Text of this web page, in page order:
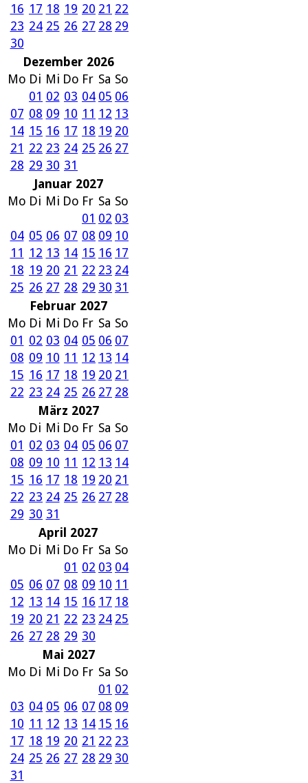
16 17 18 19 20 21 22
23 24 25 26 27 28 29
30
Dezember 2026
Mo Di Mi Do Fr Sa So
01 02 03 04 05 06
07 08 09 10 11 12 13
14 15 16 17 18 19 20
21 22 23 24 25 26 27
28 29 30 31
Januar 2027
Mo Di Mi Do Fr Sa So
01 02 03
04 05 06 07 08 09 10
11 12 13 14 15 16 17
18 19 20 21 22 23 24
25 26 27 28 29 30 31
Februar 2027
Mo Di Mi Do Fr Sa So
01 02 03 04 05 06 07
08 09 10 11 12 13 14
15 16 17 18 19 20 21
22 23 24 25 26 27 28
März 2027
Mo Di Mi Do Fr Sa So
01 02 03 04 05 06 07
08 09 10 11 12 13 14
15 16 17 18 19 20 21
22 23 24 25 26 27 28
29 30 31
April 2027
Mo Di Mi Do Fr Sa So
01 02 03 04
05 06 07 08 09 10 11
12 13 14 15 16 17 18
19 20 21 22 23 24 25
26 27 28 29 30
Mai 2027
Mo Di Mi Do Fr Sa So
01 02
03 04 05 06 07 08 09
10 11 12 13 14 15 16
17 18 19 20 21 22 23
24 25 26 27 28 29 30
31